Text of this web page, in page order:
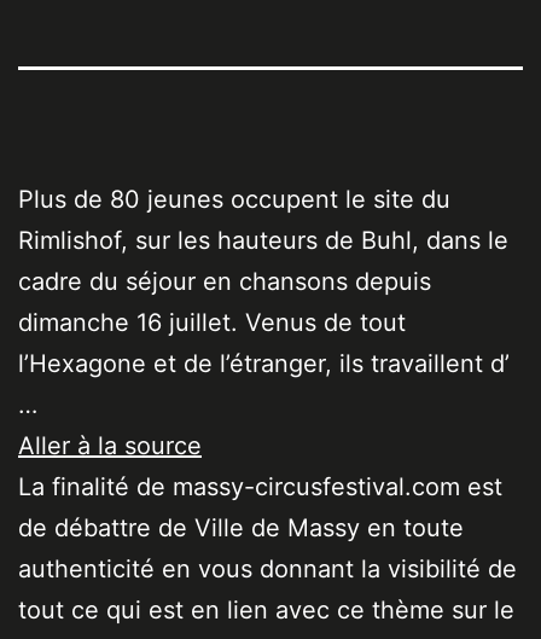
Plus de 80 jeunes occupent le site du
Rimlishof, sur les hauteurs de Buhl, dans le
cadre du séjour en chansons depuis
dimanche 16 juillet. Venus de tout
l’Hexagone et de l’étranger, ils travaillent d’
…
Aller à la source
La finalité de massy-circusfestival.com est
de débattre de Ville de Massy en toute
authenticité en vous donnant la visibilité de
tout ce qui est en lien avec ce thème sur le